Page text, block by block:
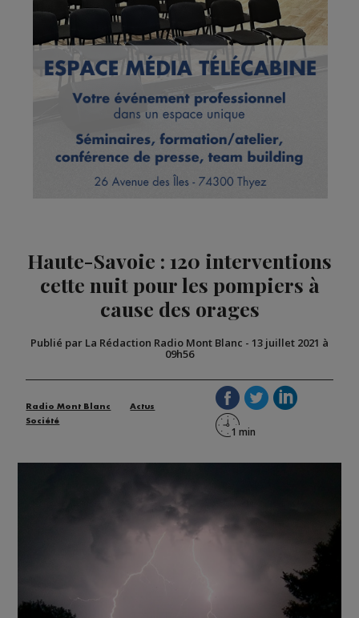
Haute-Savoie : 120 interventions
cette nuit pour les pompiers à
cause des orages
Publié par La Rédaction Radio Mont Blanc - 13 juillet 2021 à
09h56
Radio Mont Blanc
Actus
Société